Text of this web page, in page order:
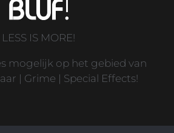
LESS IS MORE!
mogelijk op het gebied van
| Grime | Special Effects!